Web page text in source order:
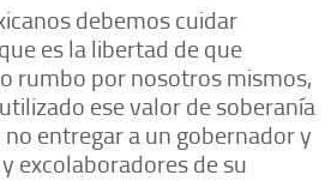
debemos cuidar
es la libertad de que
rumbo por nosotros mismos,
ese valor de soberanía
entregar a un gobernador y
excolaboradores de su